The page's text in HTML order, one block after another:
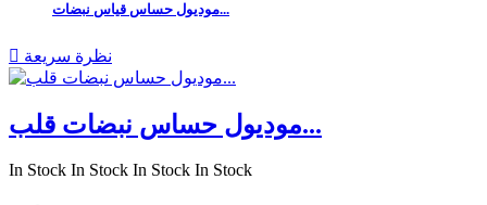
موديول حساس قياس نبضات...
 نظرة سريعة
موديول حساس نبضات قلب...
In Stock In Stock In Stock In Stock